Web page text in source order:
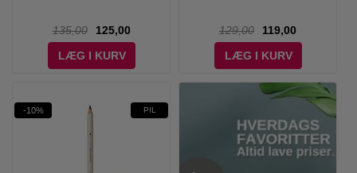
135,00
125,00
LÆG I KURV
129,00
119,00
LÆG I KURV
-10% PIL